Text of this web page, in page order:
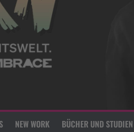
NEW WORK BÜCHER UND STUDIEN